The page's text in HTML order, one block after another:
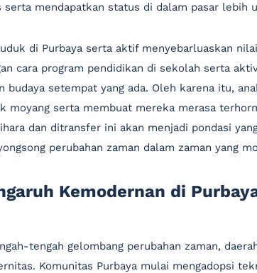
serta mendapatkan status di dalam pasar lebih
di Purbaya serta aktif menyebarluaskan
cara program pendidikan di sekolah serta
budaya setempat yang ada. Oleh karena itu,
moyang serta membuat mereka merasa
dan ditransfer ini akan menjadi pondasi
perubahan zaman dalam zaman yang
Kemodernan di
tengah gelombang perubahan zaman,
Komunitas Purbaya mulai mengadopsi